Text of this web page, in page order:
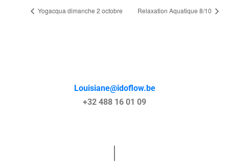
Yogacqua dimanche 2 octobre Relaxation Aquatique 8/10
Louisiane@idoflow.be
+32 488 16 01 09